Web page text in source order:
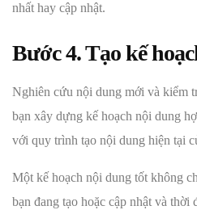
nhất hay cập nhật.
Bước 4. Tạo kế
Nghiên cứu nội dung mới và kiểm
bạn xây dựng kế hoạch nội dung
với quy trình tạo nội dung hiện tại
Một kế hoạch nội dung tốt không
bạn đang tạo hoặc cập nhật và thời